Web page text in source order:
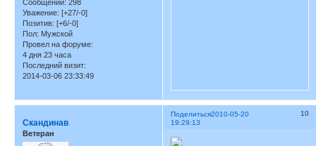
Сообщений: 298
Уважение: [+27/-0]
Позитив: [+6/-0]
Пол: Мужской
Провел на форуме:
4 дня 23 часа
Последний визит:
2014-03-06 23:33:49
Поделиться 10
2010-05-20
19:29:13
Скандинав
Ветеран